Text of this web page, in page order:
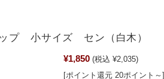
プ 小サイズ セン（白木）
¥1,850 (税込 ¥2,035)
[ポイント還元 20ポイント～]